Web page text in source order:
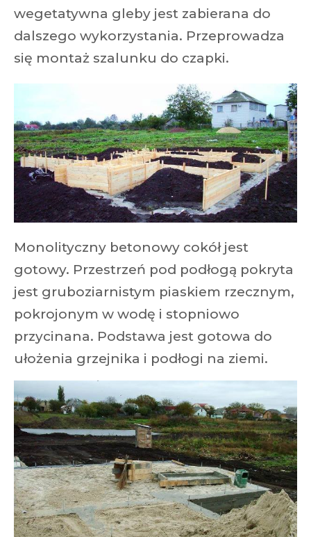
wegetatywna gleby jest zabierana do
dalszego wykorzystania. Przeprowadza
się montaż szalunku do czapki.
Monolityczny betonowy cokół jest
gotowy. Przestrzeń pod podłogą pokryta
jest gruboziarnistym piaskiem rzecznym,
pokrojonym w wodę i stopniowo
przycinana. Podstawa jest gotowa do
ułożenia grzejnika i podłogi na ziemi.